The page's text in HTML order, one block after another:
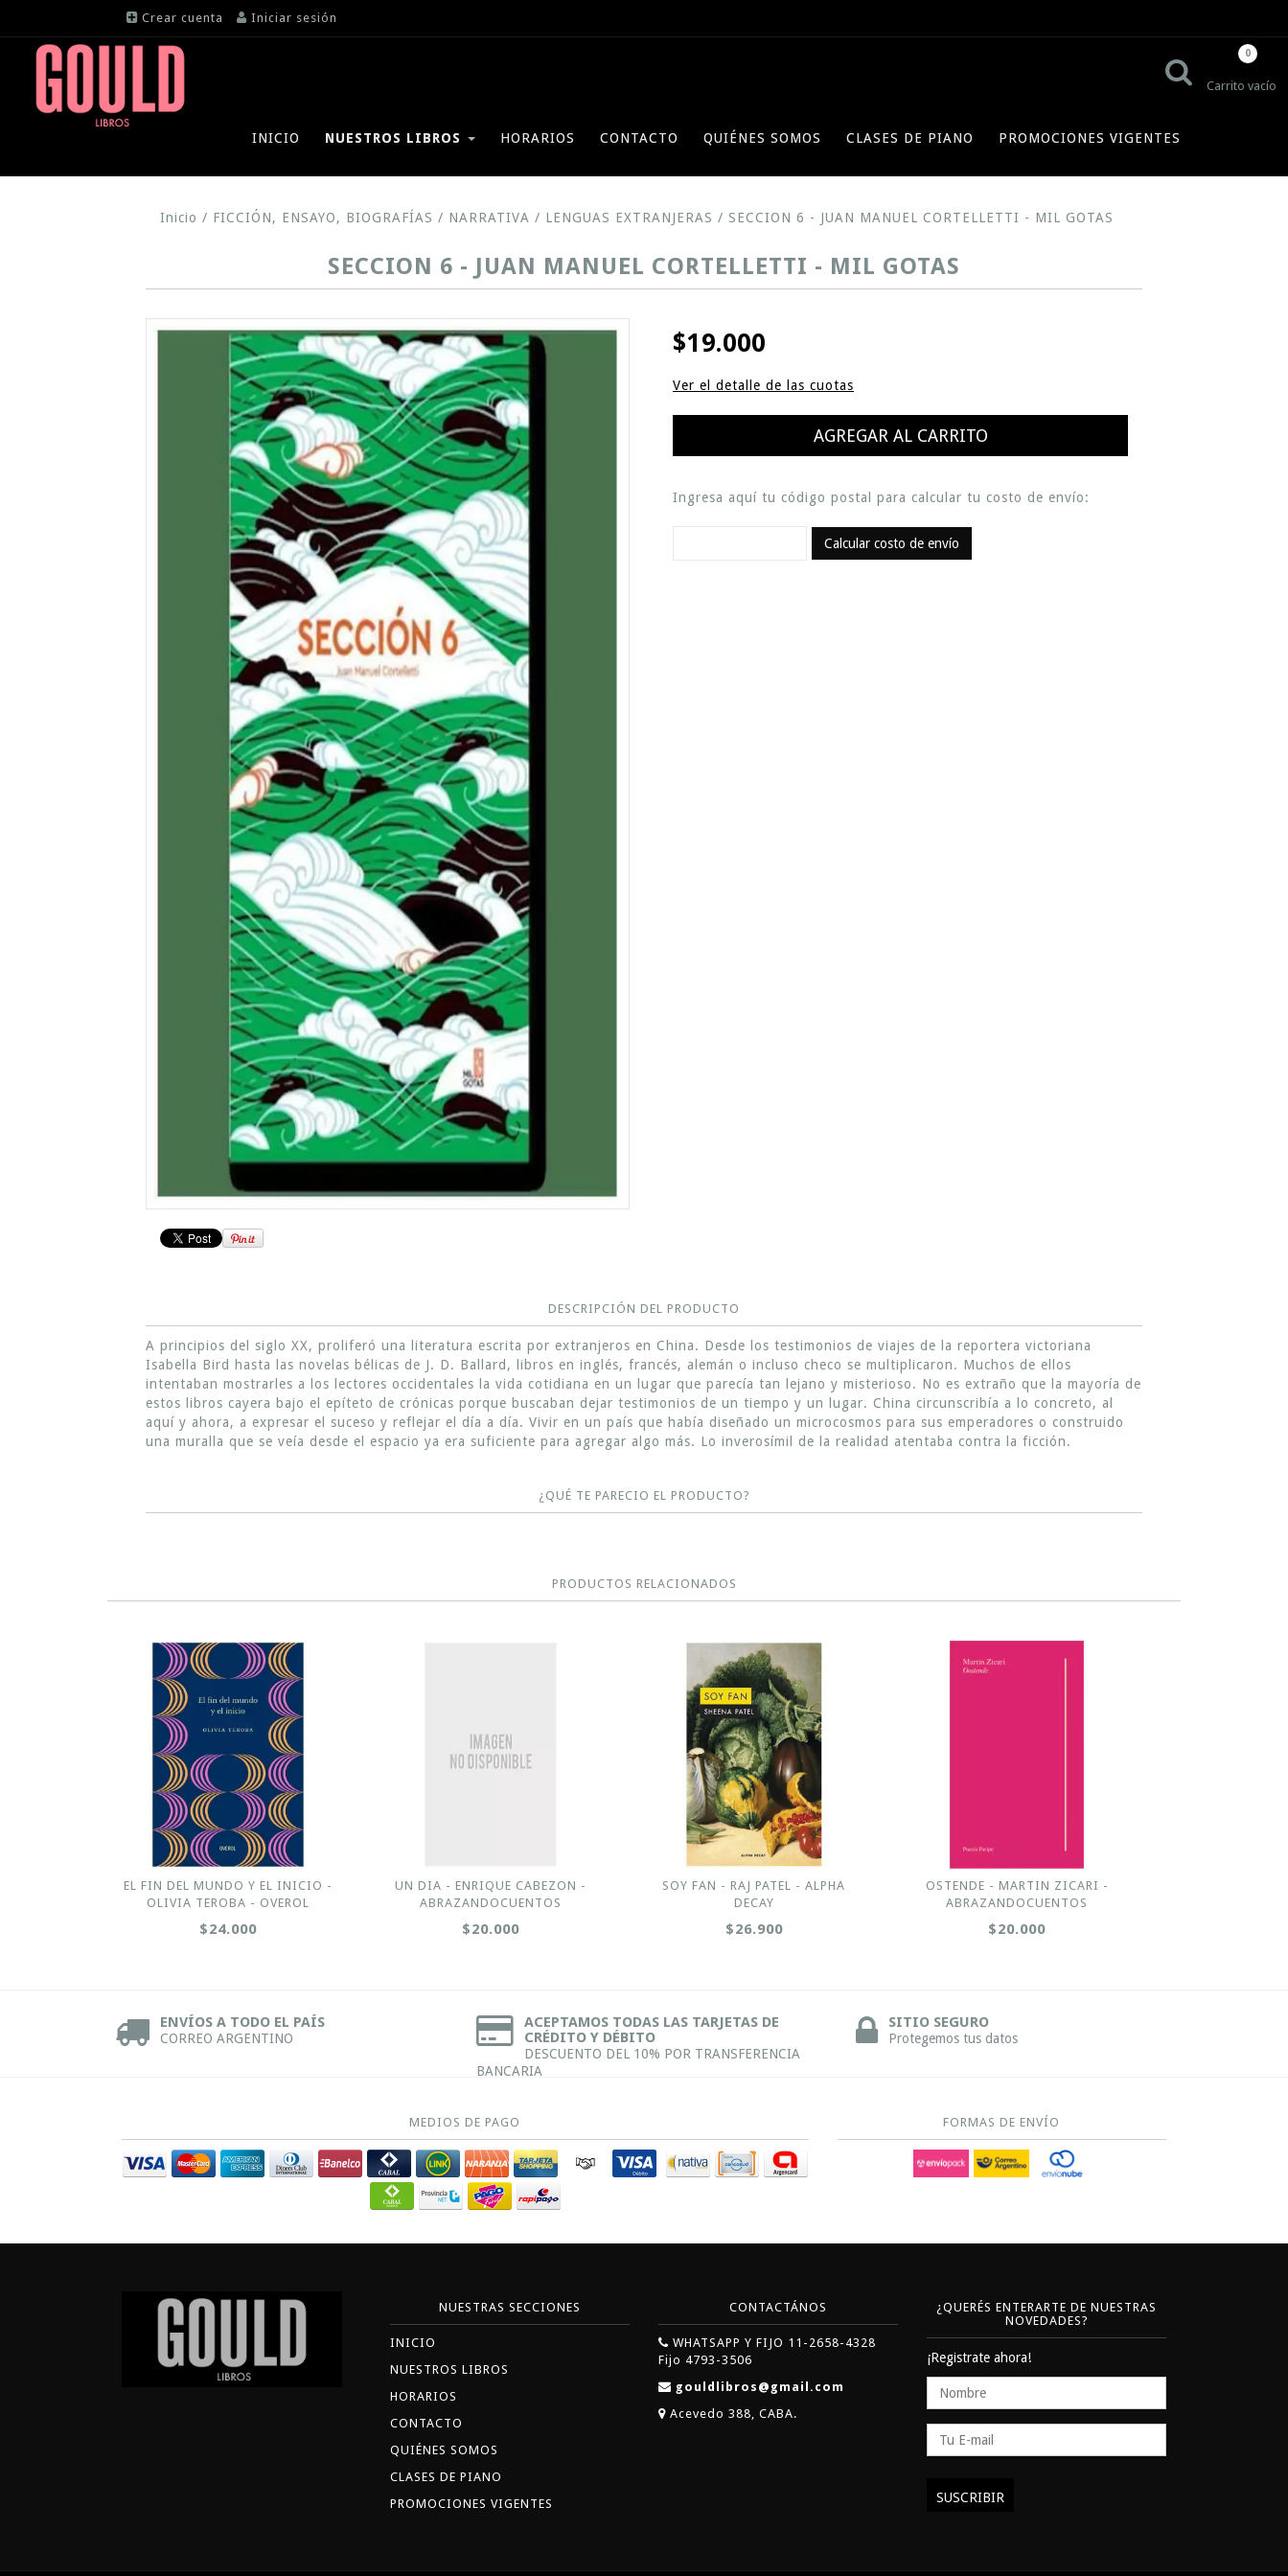
Crear cuenta Iniciar sesión
Carrito vacío
0
INICIO NUESTROS LIBROS HORARIOS CONTACTO QUIÉNES SOMOS CLASES DE PIANO PROMOCIONES VIGENTES
Inicio / FICCIÓN, ENSAYO, BIOGRAFÍAS / NARRATIVA / LENGUAS EXTRANJERAS / SECCION 6 - JUAN MANUEL CORTELLETTI - MIL GOTAS
SECCION 6 - JUAN MANUEL CORTELLETTI - MIL GOTAS
$19.000
Ver el detalle de las cuotas
Ingresa aquí tu código postal para calcular tu costo de envío:
Calcular costo de envío
DESCRIPCIÓN DEL PRODUCTO
A principios del siglo XX, proliferó una literatura escrita por extranjeros en China. Desde los testimonios de viajes de la reportera victoriana
Isabella Bird hasta las novelas bélicas de J. D. Ballard, libros en inglés, francés, alemán o incluso checo se multiplicaron. Muchos de ellos
intentaban mostrarles a los lectores occidentales la vida cotidiana en un lugar que parecía tan lejano y misterioso. No es extraño que la mayoría de
estos libros cayera bajo el epíteto de crónicas porque buscaban dejar testimonios de un tiempo y un lugar. China circunscribía a lo concreto, al
aquí y ahora, a expresar el suceso y reflejar el día a día. Vivir en un país que había diseñado un microcosmos para sus emperadores o construido
una muralla que se veía desde el espacio ya era suficiente para agregar algo más. Lo inverosímil de la realidad atentaba contra la ficción.
¿QUÉ TE PARECIO EL PRODUCTO?
PRODUCTOS RELACIONADOS
EL FIN DEL MUNDO Y EL INICIO -
OLIVIA TEROBA - OVEROL
$24.000
UN DIA - ENRIQUE CABEZON -
ABRAZANDOCUENTOS
$20.000
SOY FAN - RAJ PATEL - ALPHA
DECAY
$26.900
OSTENDE - MARTIN ZICARI -
ABRAZANDOCUENTOS
$20.000
ENVÍOS A TODO EL PAÍS
CORREO ARGENTINO
ACEPTAMOS TODAS LAS TARJETAS DE
CRÉDITO Y DÉBITO
DESCUENTO DEL 10% POR TRANSFERENCIA
BANCARIA
SITIO SEGURO
Protegemos tus datos
MEDIOS DE PAGO FORMAS DE ENVÍO
NUESTRAS SECCIONES
INICIO
NUESTROS LIBROS
HORARIOS
CONTACTO
QUIÉNES SOMOS
CLASES DE PIANO
PROMOCIONES VIGENTES
CONTACTÁNOS
WHATSAPP Y FIJO 11-2658-4328
Fijo 4793-3506
gouldlibros@gmail.com
Acevedo 388, CABA.
¿QUERÉS ENTERARTE DE NUESTRAS
NOVEDADES?
¡Registrate ahora!